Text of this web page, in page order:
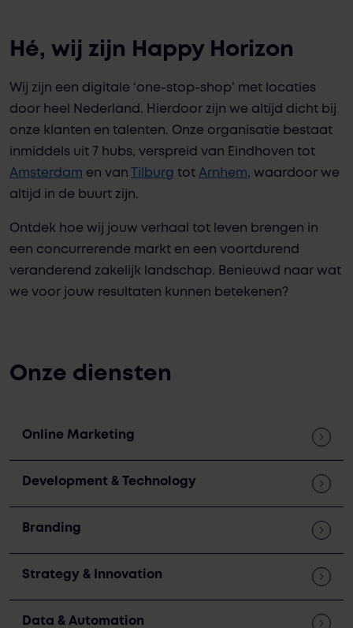
Hé, wij zijn Happy Horizon
Wij zijn een digitale ‘one-stop-shop’ met locaties
door heel Nederland. Hierdoor zijn we altijd dicht bij
onze klanten en talenten. Onze organisatie bestaat
inmiddels uit 7 hubs, verspreid van Eindhoven tot
Amsterdam en van Tilburg tot Arnhem, waardoor we
altijd in de buurt zijn.
Ontdek hoe wij jouw verhaal tot leven brengen in
een concurrerende markt en een voortdurend
veranderend zakelijk landschap. Benieuwd naar wat
we voor jouw resultaten kunnen betekenen?
Onze diensten
Online Marketing
Development & Technology
Branding
Strategy & Innovation
Data & Automation